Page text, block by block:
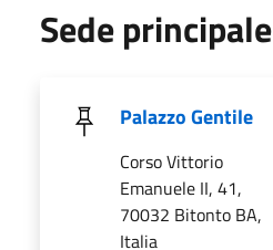
Sede principale
Palazzo Gentile
Corso Vittorio
Emanuele II, 41,
70032 Bitonto BA,
Italia